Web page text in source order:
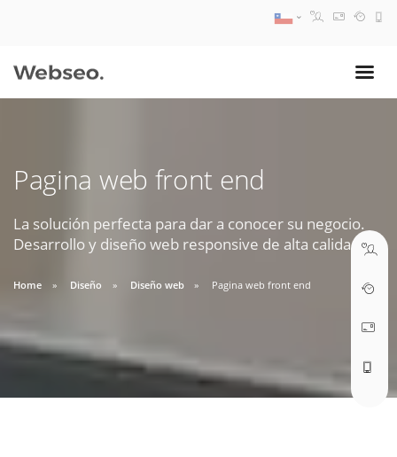
Pagina web front end
La solución perfecta para dar a conocer su negocio.
Desarrollo y diseño web responsive de alta calidad.
Home Diseño Diseño web Pagina web front end
09:30 AM A 18:30 PM
soporte@webseo.cl